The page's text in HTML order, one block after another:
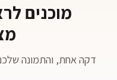
מוכנים
דקה אחת, והתמונה